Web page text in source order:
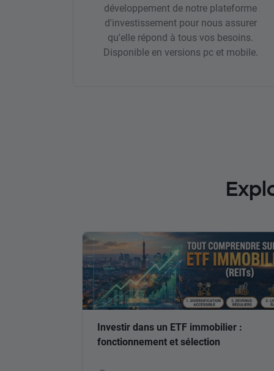
développement de notre plateforme
d'investissement pour nous assurer
qu'elle répond à tous vos besoins.
Disponible en versions pc et mobile.
Investir dans un ETF immobilier :
fonctionnement et sélection